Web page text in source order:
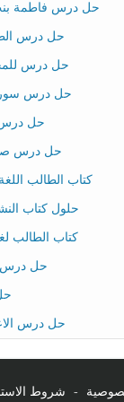
حل درس فاطمة
حل درس
حل درس
حل درس سورة الواقعة 57-74
حل درس
حل درس صدق
كتاب الطالب اللغة
حلول كتاب
كتاب الطالب لغة
حل درس
حل درس
- شروط